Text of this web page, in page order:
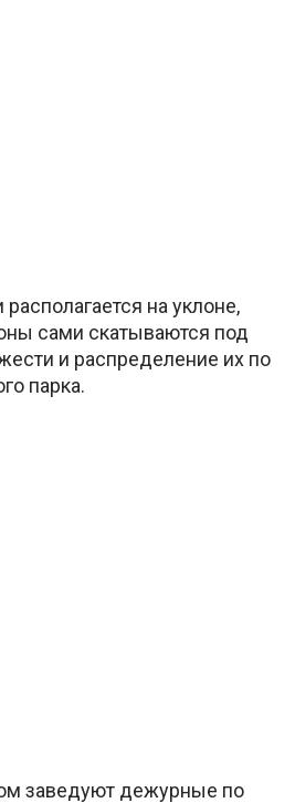
на уклоне,
сами скатываются под
и распределение их по
парка.
заведуют дежурные по